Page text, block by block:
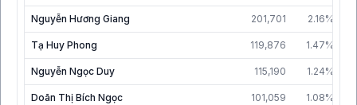
Nguyễn Hương Giang 201,701 2.16%
Tạ Huy Phong 119,876 1.47%
Nguyễn Ngọc Duy 115,190 1.24%
Doãn Thị Bích Ngọc 101,059 1.08%